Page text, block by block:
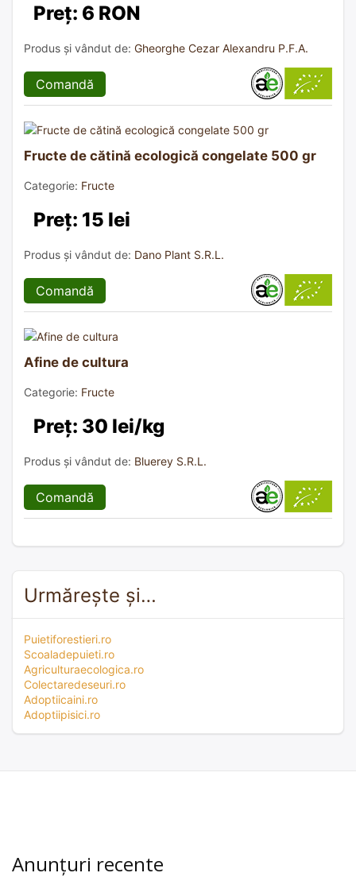
Preț: 6 RON
Produs și vândut de: Gheorghe Cezar Alexandru P.F.A.
Comandă
Fructe de cătină ecologică congelate 500 gr
Categorie: Fructe
Preț: 15 lei
Produs și vândut de: Dano Plant S.R.L.
Comandă
Afine de cultura
Categorie: Fructe
Preț: 30 lei/kg
Produs și vândut de: Bluerey S.R.L.
Comandă
Urmărește și…
Puietiforestieri.ro
Scoaladepuieti.ro
Agriculturaecologica.ro
Colectaredeseuri.ro
Adoptiicaini.ro
Adoptiipisici.ro
Anunțuri recente